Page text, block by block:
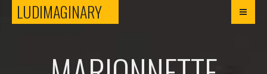
LUDIMAGINARYLUDIMAGINARY